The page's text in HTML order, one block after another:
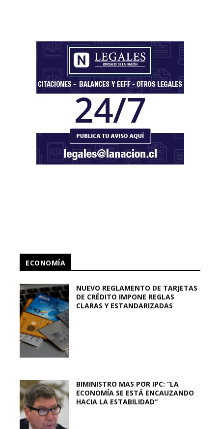
ECONOMÍA
NUEVO REGLAMENTO DE TARJETAS
DE CRÉDITO IMPONE REGLAS
CLARAS Y ESTANDARIZADAS
BIMINISTRO MAS POR IPC: “LA
ECONOMÍA SE ESTÁ ENCAUZANDO
HACIA LA ESTABILIDAD”